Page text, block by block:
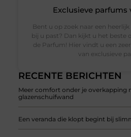
RECENTE BERICHTEN
Meer comfort onder je overkapping
glazenschuifwand
Een veranda die klopt begint bij
Exclusieve parfums
Bent u op zoek naar een
bij u past? Dan kijkt u het beste
de Parfum! Hier vindt u een
van exclusieve